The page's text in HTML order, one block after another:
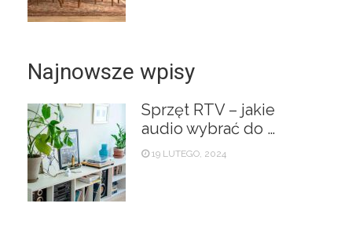
Najnowsze wpisy
Sprzęt RTV – jakie
audio wybrać do …
19 LUTEGO, 2024